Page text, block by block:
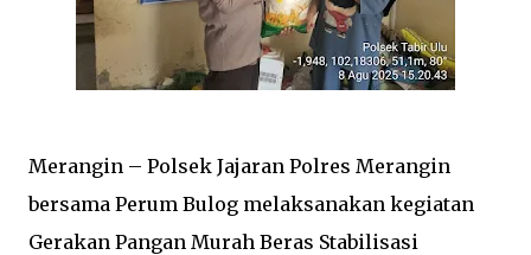
Merangin – Polsek Jajaran Polres Merangin
bersama Perum Bulog melaksanakan kegiatan
Gerakan Pangan Murah Beras Stabilisasi